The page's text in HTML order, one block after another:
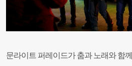
문라이트 퍼레이드가 춤과 노래와 함